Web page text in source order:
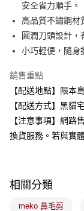
悠遊付
Google Pay
【大哥付你分期使用
1.本服務由台灣大哥
2.付款方式選擇「大
4.訂單成立30分鐘內
消。如遇「轉專審核
ATM付款
每筆NT$100，滿
安全省力順手。
高品質不鏽鋼材
圓潤刀頭設計，
小巧輕便，隨身
銷售重點
【配送地點】限本
【配送方式】黑貓
【注意事項】網路
換貨服務。若與實
相關分類
meko 鼻毛剪